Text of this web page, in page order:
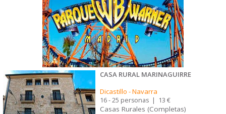
CASA RURAL MARINAGUIRRE
Dicastillo -Navarra
16 - 25 personas | 13 €
Casas Rurales (Completas)